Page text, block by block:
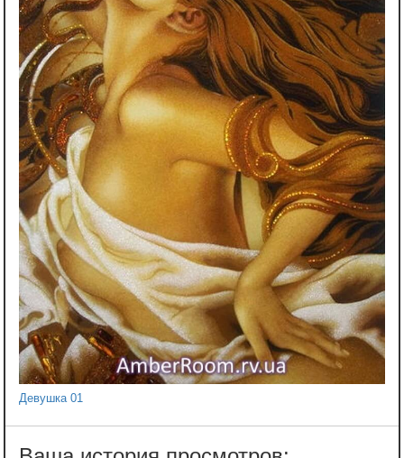
Девушка 01